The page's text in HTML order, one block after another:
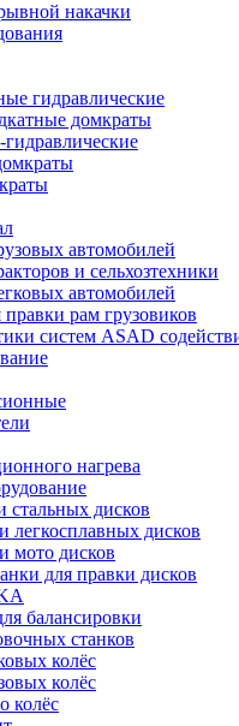
накачки
гидравлические
домкраты
автомобилей
и сельхозтехники
автомобилей
рам грузовиков
систем ASAD
нагрева
стальных дисков
легкосплавных дисков
мото дисков
для правки дисков
балансировки
станков
колёс
колёс
колёс